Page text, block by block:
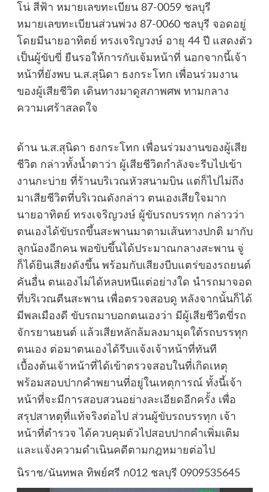
โน่ สีฟ้า หมายเลขทะเบียน 87-0059 ชลบุรี
หมายเลขทะเบียนส่วนพ่วง 87-0060 ชลบุรี จอดอยู่
โดยมีนายอาทิตย์ ทรงเจริญวงษ์ อายุ 44 ปี แสดงตัว
เป็นผู้ขับขี่ ยืนรอให้การกับเจ้มหน้าที่ นอกจากนี้เจ้า
หน้าที่ยังพบ น.ส.สุนิดา ธงกระโทก เพื่อนร่วมงาน
ของผู้เสียชีวิต เดินทางมาดูสภาพศพ ทามกลาง
ความเศร้าสลดใจ
ด้าน น.ส.สุนิดา ธงกระโทก เพื่อนร่วมงานของผู้เสีย
ชีวิต กล่าวทั้งน้ำตาว่า ผู้เสียชีวิตกำลังจะรีบไปเข้า
งานกะบ่าย ที่ร้านบริเวณหัวสนามบิน แต่ก็ไปไม่ถึง
มาเสียชีวิตที่บริเวณดังกล่าว ตนเองเสียใจมาก
นายอาทิตย์ ทรงเจริญวงษ์ ผู้ขับรถบรรทุก กล่าวว่า
ตนเองได้ขับรถขึ้นสะพานมาตามเส้นทางปกติ มากับ
ลูกน้องอีกคน พอขับขึ้นได้ประมาณกลางสะพาน จู่
ก็ได้ยินเสียงดังขึ้น พร้อมกับเสียงบีบแตร่ของรถยนต์
คันอื่น ตนเองไม่ได้หลบหนีแต่อย่างใด นำรถมาจอด
ที่บริเวณตีนสะพาน เพื่อตรวจสอบดู หลังจากนั้นก็ได้
มีพลเมืองดี ขับรถมาบอกตนเองว่า มีผู้เสียชีวิตขี่รถ
จักรยานยนต์ แล้วเสียหลักล้มลงมามุดใต้รถบรรทุก
ตนเอง ต่อมาตนเองได้รีบแจ้งเจ้าหน้าที่ทันที
เบื้องต้นเจ้าหน้าที่ได้เข้าตรวจสอบในที่เกิดเหตุ
พร้อมสอบปากคำพยานที่อยู่ในเหตุการณ์ ทั้งนี้เจ้า
หน้าที่จะมีการสอบสวนอย่างละเอียดอีกครั้ง เพื่อ
สรุปสาหตุที่แท้จริงต่อไป ส่วนผู้ขับรถบรรทุก เจ้า
หน้าที่ตำรวจ ได้ควบคุมตัวไปสอบปากคำเพิ่มเติม
และแจ้งความดำเนินคดีตามกฎหมายต่อไป
นิราช/นันทพล ทิพย์ศรี ก012 ชลบุรี 0909535645